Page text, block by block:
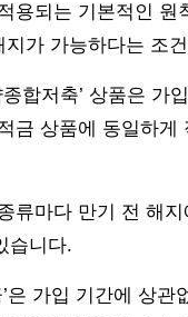
용되는 기본적인
가 가능하다는 조
합저축’ 상품은
금 상품에 동일하
류마다 만기 전 해
습니다.
은 가입 기간에 상